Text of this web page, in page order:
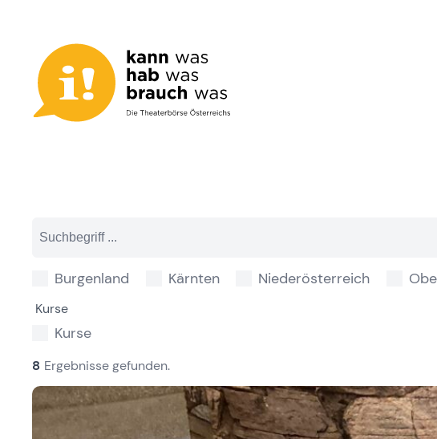
springen
Burgenland Kärnten Niederösterreich
Kurse
Kurse
8 Ergebnisse gefunden.